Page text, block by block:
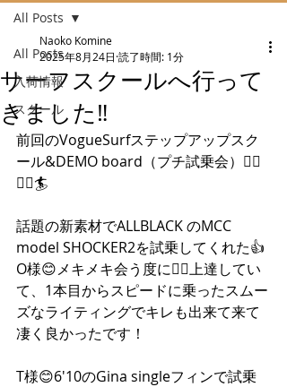
All Posts
入荷情報
スクール
All Posts
サーフスクールへ行って
きました‼︎
Naoko Komine
2025年8月24日 読了時間: 1分
前回のVogueSurfステップアップスク
ール&DEMO board（プチ試乗会）🏄‍♂️
🏄‍♀️🏄
話題の新素材でALLBLACK のMCC
model SHOCKER2を試乗してくれた👍
O様😊メキメキ会う度に🏄‍♂️上達してい
て、1本目からスピードに乗ったスムー
ズなライティングでキレも出来て来て
凄く良かったです！
T様😊6'10のGina singleフィンで試乗